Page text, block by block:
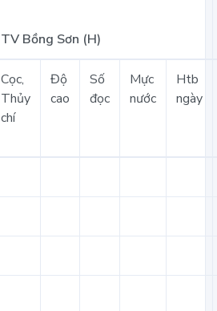
TV Bồng Sơn (H)
Cọc,
Thủy
chí
Độ
cao
Số
đọc
Mực
nước
Htb
ngày